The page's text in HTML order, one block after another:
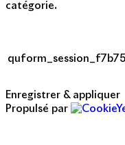
catégorie.
Enregistrer & appliquer
Propulsé par